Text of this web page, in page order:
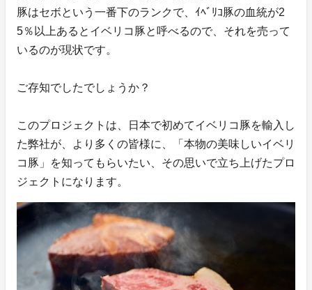
豚はセボという一番下のランクで、ｲﾍﾞﾘｺ豚の血統が2
5％以上あるとイベリコ豚と呼べるので、それを売って
いるのが現状です。
ご存知でしたでしょうか？
このプロジェクトは、日本で初めてイベリコ豚を輸入し
た弊社が、より多くの皆様に、「本物の美味しいイベリ
コ豚」を知ってもらいたい、その思いで立ち上げたプロ
ジェクトになります。